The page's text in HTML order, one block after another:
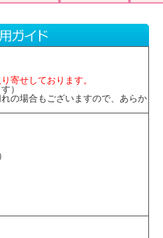
ムス)も別寸として掲載しております
で在庫についてはご注文後に確認となり
寄せしております。
）
の場合もございますので、あらか